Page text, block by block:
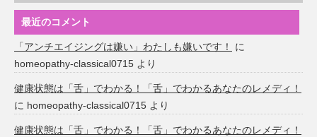
最近のコメント
「アンチエイジングは嫌い」わたしも嫌いです！
に
homeopathy-classical0715 より
健康状態は「舌」でわかる！「舌」でわかるあなたのレメディ！
に homeopathy-classical0715 より
健康状態は「舌」でわかる！「舌」でわかるあなたのレメディ！